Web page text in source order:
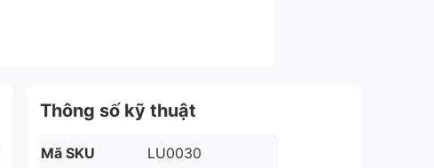
Thông số kỹ thuật
Mã SKU LU0030